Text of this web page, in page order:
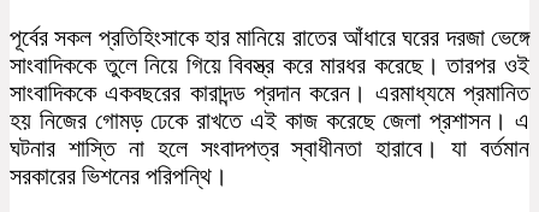
পূর্বের সকল প্রতিহিংসাকে হার মানিয়ে রাতের আঁধারে ঘরের দরজা ভেঙ্গে
সাংবাদিককে তুলে নিয়ে গিয়ে বিবস্ত্র করে মারধর করেছে। তারপর ওই
সাংবাদিককে একবছরের কারাদন্ড প্রদান করেন। এরমাধ্যমে প্রমানিত
হয় নিজের গোমড় ঢেকে রাখতে এই কাজ করেছে জেলা প্রশাসন। এ
ঘটনার শাস্তি না হলে সংবাদপত্র স্বাধীনতা হারাবে। যা বর্তমান
সরকারের ভিশনের পরিপন্থি।